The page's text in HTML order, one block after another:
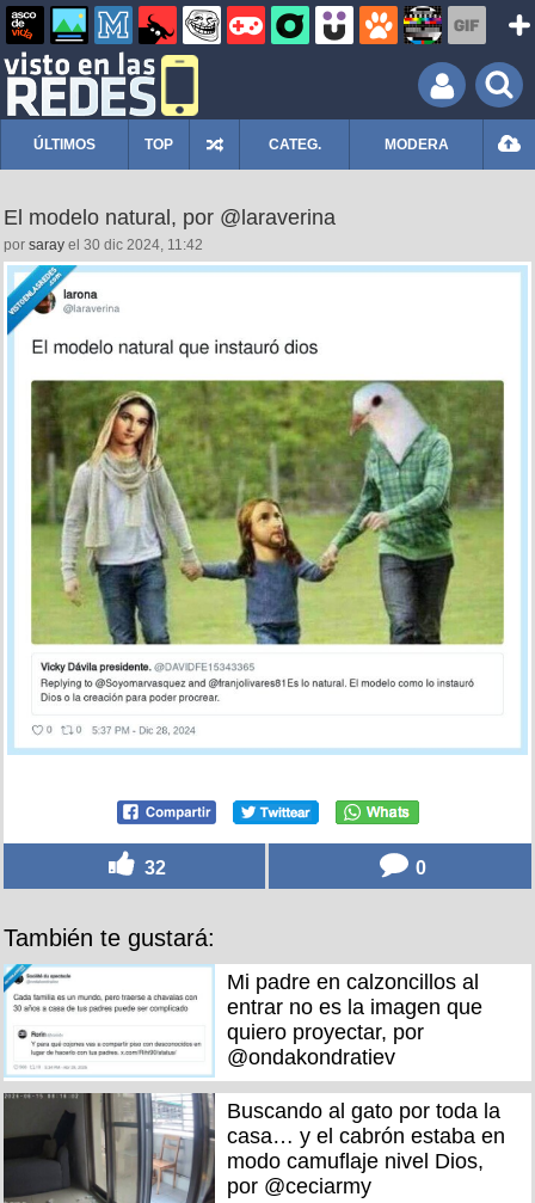
ÚLTIMOS TOP CATEG. MODERA
El modelo natural, por @laraverina
por saray el 30 dic 2024, 11:42
32 0
También te gustará:
Mi padre en calzoncillos al
entrar no es la imagen que
quiero proyectar, por
@ondakondratiev
Buscando al gato por toda la
casa… y el cabrón estaba en
modo camuflaje nivel Dios,
por @ceciarmy